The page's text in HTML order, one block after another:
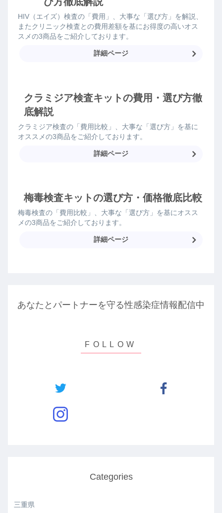
HIV（エイズ）検査の「費用」、大事な「選び方」を解説、
またクリニック検査との費用差額を基にお得度の高いオス
スメの3商品をご紹介しております。
詳細ページ
クラミジア検査キットの費用・選び方徹
底解説
クラミジア検査の「費用比較」、大事な「選び方」を基に
オススメの3商品をご紹介しております。
詳細ページ
梅毒検査キットの選び方・価格徹底比較
梅毒検査の「費用比較」、大事な「選び方」を基にオスス
メの3商品をご紹介しております。
詳細ページ
あなたとパートナーを守る性感染症情報配信中
Categories
三重県